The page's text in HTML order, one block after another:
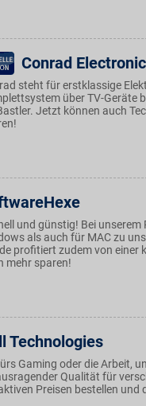
Conrad Electronic
steht für erstklassige
über TV-Geräte
Jetzt können auch
und günstig! Bei
als auch für MAC zu
profitiert zudem von einer
mehr sparen!
Technologies
Gaming oder die Arbeit,
Qualität für
Preisen bestellen und